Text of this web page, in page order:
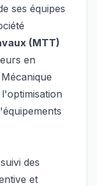
ses équipes
(MTT)
en
des
et